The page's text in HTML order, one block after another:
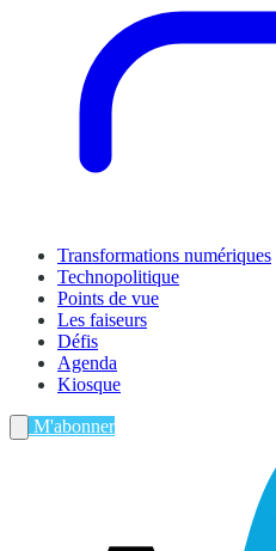
Transformations numériques
Technopolitique
Points de vue
Les faiseurs
Défis
Agenda
Kiosque
M'abonner